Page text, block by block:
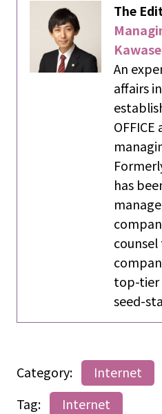
The
Kawase
An
affairs
OFFICE
has
top-tier
seed-
Category:
Internet
Tag:
Internet